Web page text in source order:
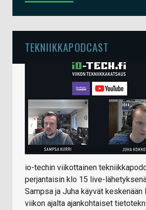
TEKNIIKKAPODCAST
io-techin viikottainen
perjantaisin klo 15 live-
Sampsa ja Juha käyvät keskenään
viikon ajalta ajankohtaiset